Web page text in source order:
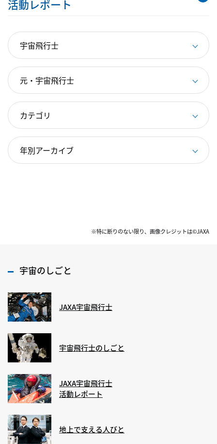
活動レポート
※特に断りのない限り、画像クレジットは©JAXA
宇宙のしごと
JAXA宇宙飛行士
宇宙飛行士のしごと
JAXA宇宙飛行士
活動レポート
地上で支える人びと